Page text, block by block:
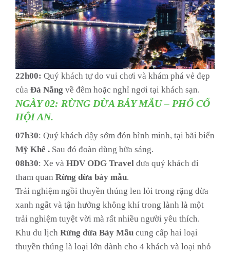
22h00: Quý khách tự do vui chơi và khám phá vẻ đẹp
của Đà Nẵng về đêm hoặc nghỉ ngơi tại khách sạn.
NGÀY 02: RỪNG DỪA BẢY MẪU – PHỐ CỔ
HỘI AN.
07h30: Quý khách dậy sớm đón bình minh, tại bãi biển
Mỹ Khê . Sau đó đoàn dùng bữa sáng.
08h30: Xe và HDV ODG Travel đưa quý khách đi
tham quan Rừng dừa bảy mẫu.
Trải nghiệm ngồi thuyền thúng len lỏi trong rặng dừa
xanh ngắt và tận hưởng không khí trong lành là một
trải nghiệm tuyệt vời mà rất nhiều người yêu thích.
Khu du lịch Rừng dừa Bảy Mẫu cung cấp hai loại
thuyền thúng là loại lớn dành cho 4 khách và loại nhỏ